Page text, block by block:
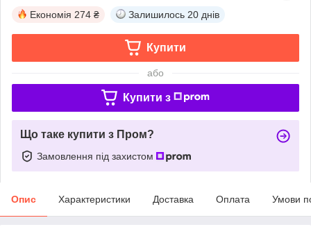
Економія 274 ₴ Залишилось 20 днів
Купити
або
Купити з
Що таке купити з Пром?
Замовлення під захистом
Опис Характеристики Доставка Оплата Умови